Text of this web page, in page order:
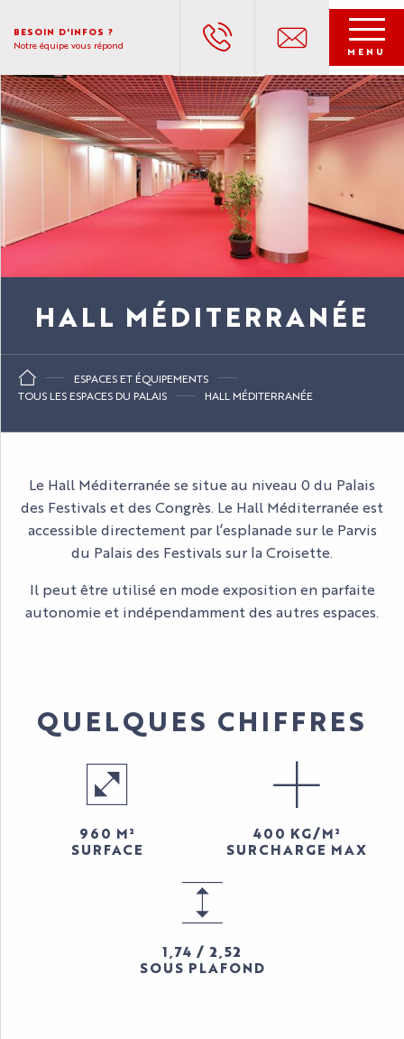
au
contenu
principal
BESOIN D'INFOS ?
Notre équipe vous répond
MENU
HALL MÉDITERRANÉE
ESPACES ET ÉQUIPEMENTS
TOUS LES ESPACES DU PALAIS
HALL MÉDITERRANÉE
Le Hall Méditerranée se situe au niveau 0 du Palais
des Festivals et des Congrès. Le Hall Méditerranée est
accessible directement par l’esplanade sur le Parvis
du Palais des Festivals sur la Croisette.
Il peut être utilisé en mode exposition en parfaite
autonomie et indépendamment des autres espaces.
QUELQUES CHIFFRES
960 M²
SURFACE
400 KG/M²
SURCHARGE MAX
1,74 / 2,52
SOUS PLAFOND